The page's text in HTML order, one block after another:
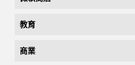
教育
商業